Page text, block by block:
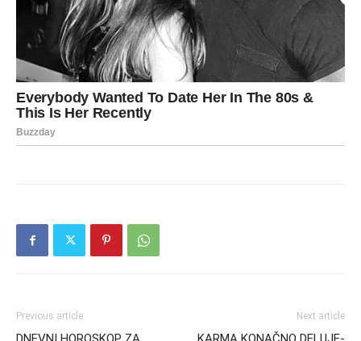
Previous article Next article